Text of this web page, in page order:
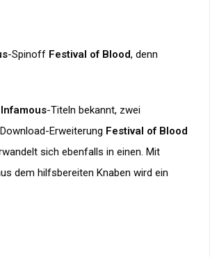
-Spinoff Festival of Blood, denn
Infamous-Titeln bekannt, zwei
Erweiterung Festival of Blood
sich ebenfalls in einen. Mit
dem hilfsbereiten Knaben wird ein